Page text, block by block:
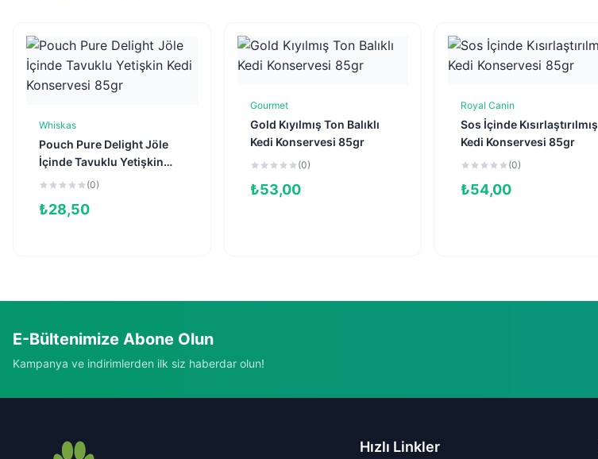
Whiskas
Pouch Pure Delight Jöle
İçinde Tavuklu Yetişkin
Kedi Konservesi 85gr
(0)
₺28,50
Gourmet
Gold Kıyılmış Ton Balıklı
Kedi Konservesi 85gr
(0)
₺53,00
Sepete Ekle
Royal Canin
Sos İçinde Kısırlaştırılmış
Kedi Konservesi 85gr
(0)
₺54,00
E-Bültenimize Abone Olun
Kampanya ve indirimlerden ilk siz haberdar olun!
Hızlı Linkler